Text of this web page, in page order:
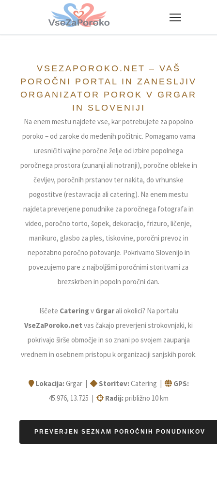
VSEZAPOROKO.NET – VAŠ
POROČNI PORTAL IN ZANESLJIV
ORGANIZATOR POROK V GRGAR
IN SLOVENIJI
Na enem mestu najdete vse, kar potrebujete za popolno
poroko – od zaroke do medenih počitnic. Pomagamo vama
uresničiti vajine poročne želje od izbire popolnega
poročnega prostora (zunanji ali notranji), poročne obleke in
čevljev, poročnih prstanov ter nakita, do vrhunske
pogostitve (restavracija ali catering). Na enem mestu
najdeta preverjene ponudnike za poročnega fotografa in
video, poročno torto, šopek, dekoracijo, frizuro, ličenje,
manikuro, glasbo za ples, tiskovine, poročni prevoz in
nepozabno poročno potovanje. Pokrivamo Slovenijo in
povezujemo pare z najboljšimi poročnimi storitvami za
brezskrben in popoln poročni dan.
Iščete Cateringv Grgarali okolici? Na portalu
VseZaPoroko.net vas čakajo preverjeni strokovnjaki, ki
pokrivajo širše območje in so znani po svojem zaupanja
vrednem in osebnem pristopu k organizaciji sanjskih porok.
Lokacija:Grgar | Storitev:Catering |
GPS:
45.976, 13.725 |
Radij:približno 10 km
PREVERJEN SEZNAM POROČNIH PONUDNIKOV